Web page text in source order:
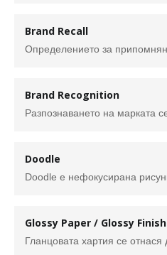
Brand Recall
Brand Recognition
Doodle
Glossy Paper / Glossy Finish